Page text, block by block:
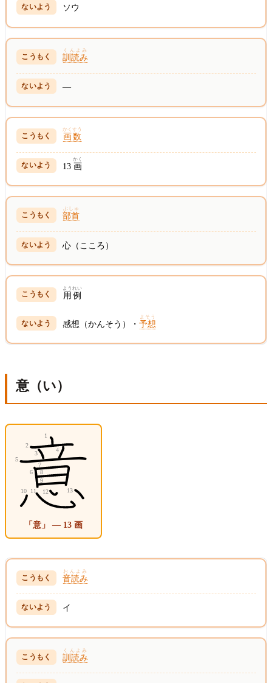
ソウ
訓読み
くんよみ
—
画数
かくすう
13画
かく
部首
ぶしゅ
心（こころ）
用例
ようれい
感想（かんそう）・予想
よそう
意（い）
「意」 — 13 画
音読み
おんよみ
イ
訓読み
くんよみ